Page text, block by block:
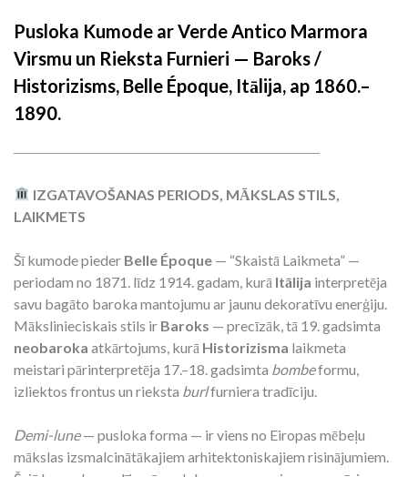
Pusloka Kumode ar Verde Antico Marmora
Virsmu un Rieksta Furnieri — Baroks /
Historizisms, Belle Époque, Itālija, ap 1860.–
1890.
―――――――――――――――――――――
IZGATAVOŠANAS PERIODS, MĀKSLAS STILS,
LAIKMETS
Šī kumode pieder Belle Époque — “Skaistā Laikmeta” —
periodam no 1871. līdz 1914. gadam, kurā Itālija interpretēja
savu bagāto baroka mantojumu ar jaunu dekoratīvu enerģiju.
Mākslinieciskais stils ir Baroks — precīzāk, tā 19. gadsimta
neobaroka atkārtojums, kurā Historizisma laikmeta
meistari pārinterpretēja 17.–18. gadsimta bombeformu,
izliektos frontus un rieksta burlfurniera tradīciju.
Demi-lune— pusloka forma — ir viens no Eiropas mēbeļu
mākslas izsmalcinātākajiem arhitektoniskajiem risinājumiem.